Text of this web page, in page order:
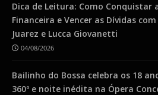
Dica de Leitura: Como Conquistar
Financeira e Vencer as Dívidas
Juarez e Lucca Giovanetti
04/08/2026
Bailinho do Bossa celebra os 18
360º e noite inédita na Ópera